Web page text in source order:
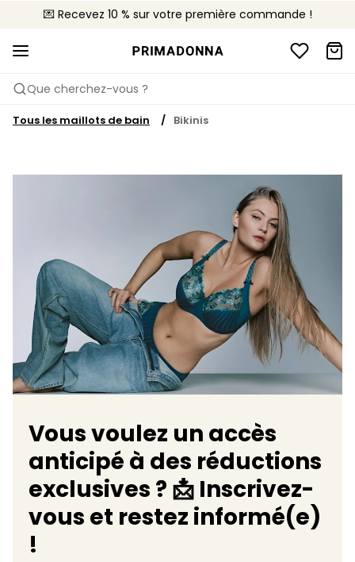
💌 Recevez 10 % sur votre première commande !
🚚 Livraison gratuite à partir de CHF 150
📦 Retours gratuits
Que cherchez-vous ?
Tous les maillots de bain Bikinis
Vous voulez un accès
anticipé à des réductions
exclusives ? 📩 Inscrivez-
vous et restez informé(e)
!